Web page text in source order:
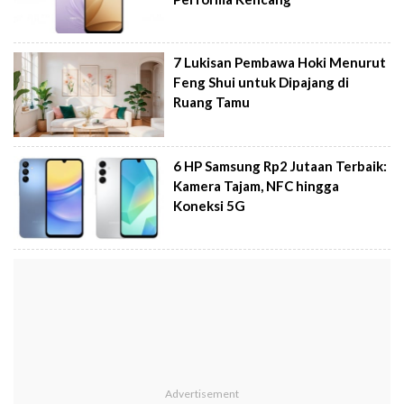
7 Lukisan Pembawa Hoki Menurut
Feng Shui untuk Dipajang di
Ruang Tamu
6 HP Samsung Rp2 Jutaan Terbaik:
Kamera Tajam, NFC hingga
Koneksi 5G